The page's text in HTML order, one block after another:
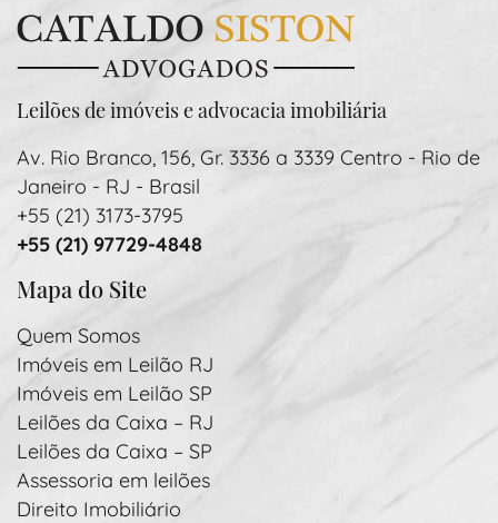
Leilões de imóveis e advocacia imobiliária
Av. Rio Branco, 156, Gr. 3336 a 3339 Centro - Rio de
Janeiro - RJ - Brasil
+55 (21) 3173-3795
+55 (21) 97729-4848
Mapa do Site
Quem Somos
Imóveis em Leilão RJ
Imóveis em Leilão SP
Leilões da Caixa – RJ
Leilões da Caixa – SP
Assessoria em leilões
Direito Imobiliário